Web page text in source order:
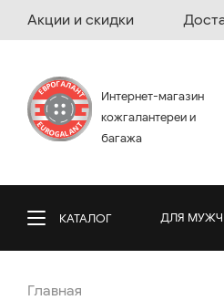
Акции и скидки
Интернет-магазин
кожгалантереи и
багажа
КАТАЛОГ ДЛЯ
Главная